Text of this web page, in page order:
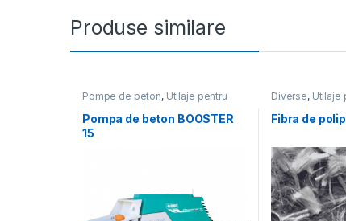
Produse similare
Pompe de beton, Utilaje pentru
construcții
Pompa de beton BOOSTER
15
Diverse, Utilaje
Fibra de